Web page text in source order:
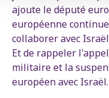
ajoute le député
européenne
collaborer avec
Et de rappeler
militaire et la
européen avec Israël.